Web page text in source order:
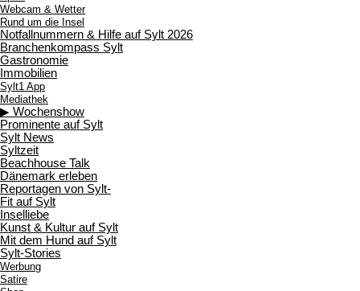
Webcam & Wetter
Rund um die Insel
Notfallnummern & Hilfe auf Sylt 2026
Branchenkompass Sylt
Gastronomie
Immobilien
Sylt1 App
Mediathek
▶ Wochenshow
Prominente auf Sylt
Sylt News
Syltzeit
Beachhouse Talk
Dänemark erleben
Reportagen von Sylt-
Fit auf Sylt
Inselliebe
Kunst & Kultur auf Sylt
Mit dem Hund auf Sylt
Sylt-Stories
Werbung
Satire